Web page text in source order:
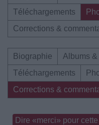
Téléchargements
Corrections &
Biographie
Albums
Téléchargements
Corrections &
Dire «merci» pour